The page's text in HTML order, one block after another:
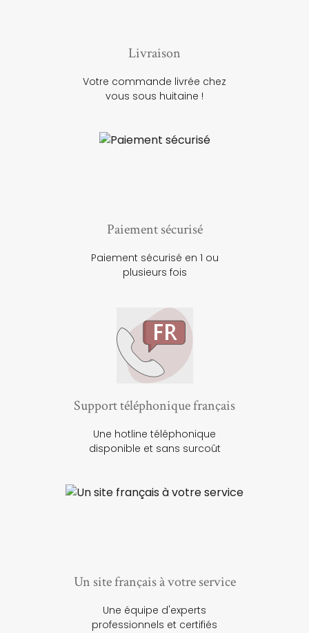
Livraison
Votre commande livrée chez
vous sous huitaine !
Paiement sécurisé
Paiement sécurisé en 1 ou
plusieurs fois
Support téléphonique français
Une hotline téléphonique
disponible et sans surcoût
Un site français à votre service
Une équipe d'experts
professionnels et certifiés